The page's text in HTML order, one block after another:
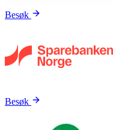
Besøk
Besøk